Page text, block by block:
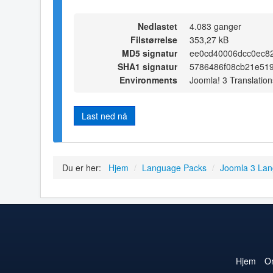
Nedlastet
4.083 ganger
Filstørrelse
353,27 kB
MD5 signatur
SHA1 signatur
Environments
Joomla! 3
Last ned nå
Du er her: Hjem / Language Packs / Joomla 3
Hjem